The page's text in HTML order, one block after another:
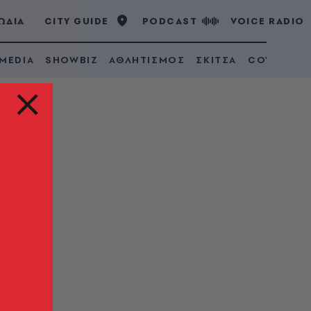
CITY GUIDE PODCAST VOICE RADIO
SHOWBIZ ΑΘΛΗΤΙΣΜΟΣ ΣΚΙΤΣΑ COVID 19